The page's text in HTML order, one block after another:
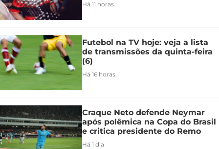
Há 11 horas
Futebol na TV hoje: veja a lista
de transmissões da quinta-feira
(6)
Há 16 horas
Craque Neto defende Neymar
após polêmica na Copa do Brasil
e critica presidente do Remo
Há 1 dia